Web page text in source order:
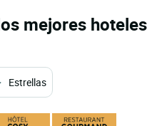
mejores hoteles
Estrellas